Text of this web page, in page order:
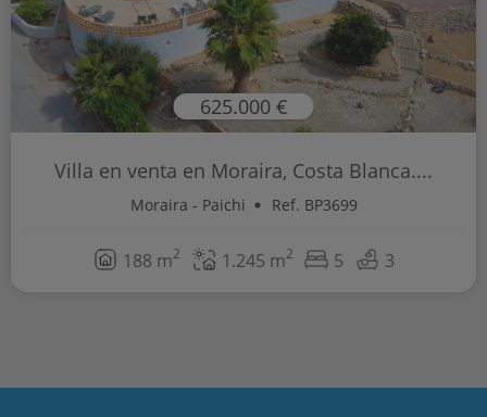
625.000 €
Villa en venta en Moraira, Costa Blanca....
Moraira - Paichi Ref. BP3699
188 m2 1.245 m2 5 3